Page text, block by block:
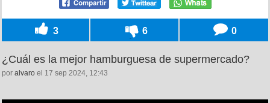
3 6 0
¿Cuál es la mejor hamburguesa de supermercado?
por alvaro el 17 sep 2024, 12:43